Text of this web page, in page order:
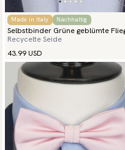
Made in Italy Nachhaltig
Selbstbinder Grüne geblümte
Fiori
Recycelte Seide
43.99 USD